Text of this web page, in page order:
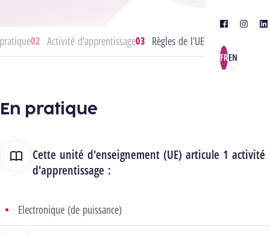
facebook
FREN
Activité d’apprentissage Règles de l’UE
En pratique
Cette unité d'enseignement (UE) articule 1 activité
d'apprentissage :
Electronique (de puissance)